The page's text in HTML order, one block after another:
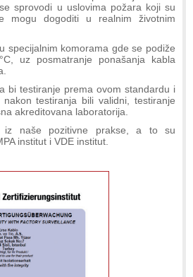
sprovodi u uslovima požara koji su
mogu dogoditi u realnim životnim
specijalnim komorama gde se podiže
uz posmatranje ponašanja kabla
bi testiranje prema ovom standardu i
testiranja bili validni, testiranje
akreditovana laboratorija.
iz naše pozitivne prakse, a to su
institut i VDE institut.